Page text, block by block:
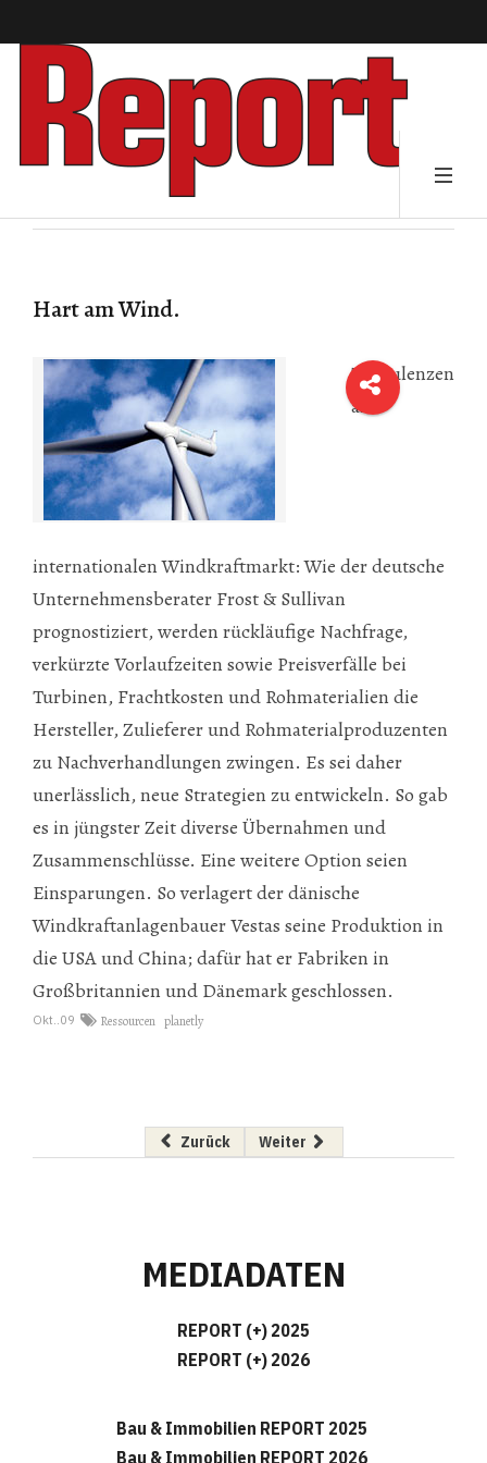
Hart am Wind.
Turbulenzen
am
internationalen Windkraftmarkt: Wie der deutsche
Unternehmensberater Frost & Sullivan
prognostiziert, werden rückläufige Nachfrage,
verkürzte Vorlaufzeiten sowie Preisverfälle bei
Turbinen, Frachtkosten und Rohmaterialien die
Hersteller, Zulieferer und Rohmaterialproduzenten
zu Nachverhandlungen zwingen. Es sei daher
unerlässlich, neue Strategien zu entwickeln. So gab
es in jüngster Zeit diverse Übernahmen und
Zusammenschlüsse. Eine weitere Option seien
Einsparungen. So verlagert der dänische
Windkraftanlagenbauer Vestas seine Produktion in
die USA und China; dafür hat er Fabriken in
Großbritannien und Dänemark geschlossen.
Okt..09 Ressourcen planetly
Vorheriger Beitrag: Steirische Offensive
Zurück Nächster Beitrag: Mehr
Weiter
MEDIADATEN
REPORT (+) 2025
REPORT (+) 2026
Bau & Immobilien REPORT 2025
Bau & Immobilien REPORT 2026